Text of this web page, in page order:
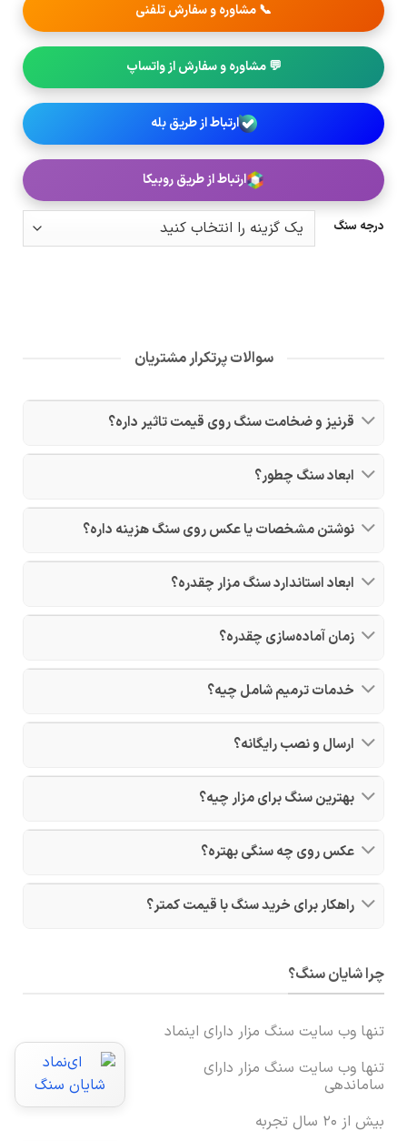
📞 مشاوره و سفارش تلفنی
💬 مشاوره و سفارش از واتساپ
ارتباط از طریق بله
ارتباط از طریق روبیکا
درجه سنگ
سوالات پرتکرار مشتریان
قرنیز و ضخامت سنگ روی قیمت تاثیر داره؟
ابعاد سنگ چطور؟
نوشتن مشخصات یا عکس روی سنگ هزینه داره؟
ابعاد استاندارد سنگ مزار چقدره؟
زمان آماده‌سازی چقدره؟
خدمات ترمیم شامل چیه؟
ارسال و نصب رایگانه؟
بهترین سنگ برای مزار چیه؟
عکس روی چه سنگی بهتره؟
راهکار برای خرید سنگ با قیمت کمتر؟
چرا شایان سنگ؟
تنها وب سایت سنگ مزار دارای اینماد
تنها وب سایت سنگ مزار دارای
ساماندهی
بیش از ۲۰ سال تجربه